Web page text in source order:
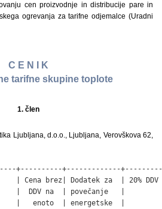
cen proizvodnje in distribucije pare in
ogrevanja za tarifne odjemalce (Uradni
C E N I K
tarifne skupine toplote
1. člen
Ljubljana, d.o.o., Ljubljana, Verovškova 62,
+----------+-------------
| Cena brez| Dodatek za  | 20%
|  DDV na  | povečanje   |
enoto  | energetske  |